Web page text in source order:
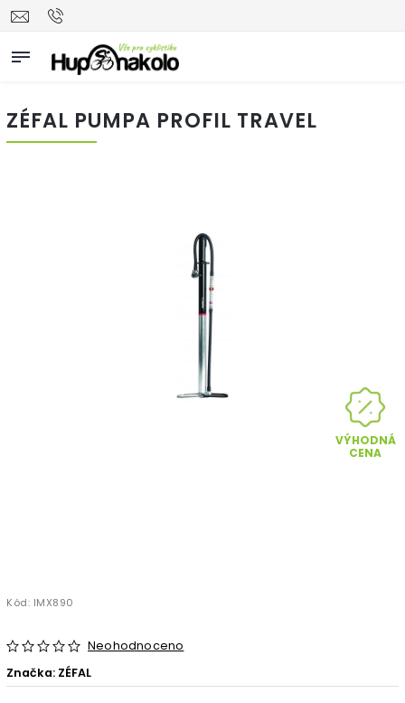
ZÉFAL PUMPA PROFIL TRAVEL
VÝHODNÁ
CENA
Kód: IMX890
Neohodnoceno
Značka: ZÉFAL